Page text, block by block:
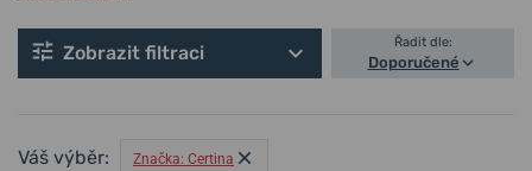
Zobrazit filtraci Řadit dle:
Doporučené
Váš výběr: Značka: Certina